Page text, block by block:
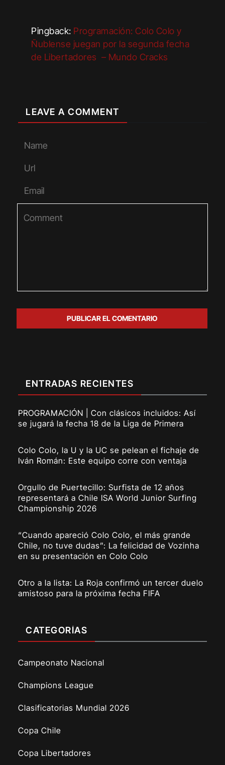
Pingback: Programación: Colo Colo y
Ñublense juegan por la segunda fecha
de Libertadores – Mundo Cracks
LEAVE A COMMENT
ENTRADAS RECIENTES
PROGRAMACIÓN | Con clásicos incluidos: Así
se jugará la fecha 18 de la Liga de Primera
Colo Colo, la U y la UC se pelean el fichaje de
Iván Román: Este equipo corre con ventaja
Orgullo de Puertecillo: Surfista de 12 años
representará a Chile ISA World Junior Surfing
Championship 2026
“Cuando apareció Colo Colo, el más grande
Chile, no tuve dudas”: La felicidad de Vozinha
en su presentación en Colo Colo
Otro a la lista: La Roja confirmó un tercer duelo
amistoso para la próxima fecha FIFA
CATEGORÍAS
Campeonato Nacional
Champions League
Clasificatorias Mundial 2026
Copa Chile
Copa Libertadores